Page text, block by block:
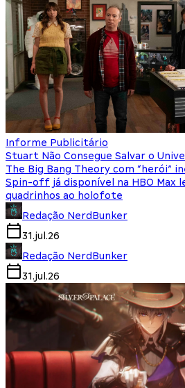
Informe Publicitário
Stuart Não Consegue Salvar o
The Big Bang Theory com “herói”
Spin-off já disponível na HBO Max
quadrinhos ao holofote
Redação NerdBunker
31.jul.26
Redação NerdBunker
31.jul.26